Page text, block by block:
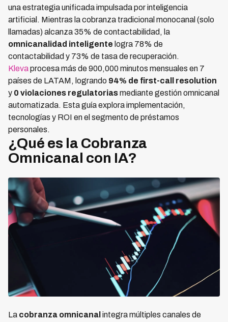
una estrategia unificada impulsada por inteligencia
artificial. Mientras la cobranza tradicional monocanal (solo
llamadas) alcanza 35% de contactabilidad, la
omnicanalidad inteligente logra 78% de
contactabilidad y 73% de tasa de recuperación.
Klevaprocesa más de 900,000 minutos mensuales en 7
países de LATAM, logrando 94% de first-call resolution
y 0 violaciones regulatoriasmediante gestión omnicanal
automatizada. Esta guía explora implementación,
tecnologías y ROI en el segmento de préstamos
personales.
¿Qué es la Cobranza
Omnicanal con IA?
La cobranza omnicanal integra múltiples canales de